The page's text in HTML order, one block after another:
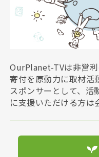
OurPlanet-TVは非営
寄付を原動力に取材活
スポンサーとして、活
に支援いただける方は